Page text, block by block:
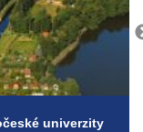
univerzity